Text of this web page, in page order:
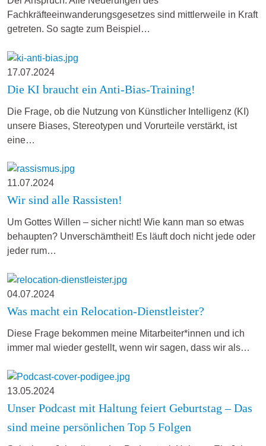
Fachkräfteeinwanderungsgesetzes sind mittlerweile in Kraft
getreten. So sagte zum Beispiel…
17.07.2024
Die KI braucht ein Anti-Bias-Training!
Die Frage, ob die Nutzung von Künstlicher Intelligenz (KI)
unsere Biases, Stereotypen und Vorurteile verstärkt, ist
eine…
11.07.2024
Wir sind alle Rassisten!
Um Gottes Willen – sicher nicht! Wie kann man so etwas
behaupten? Unverschämtheit! Es läuft doch nicht jede oder
jeder rum…
04.07.2024
Was macht ein Relocation-Dienstleister?
Diese Frage bekommen meine Mitarbeiter*innen und ich
immer mal wieder gestellt, wenn wir sagen, dass wir als…
13.05.2024
Unser Podcast mit Haltung feiert Geburtstag – Das
sind meine persönlichen Top 5 Folgen